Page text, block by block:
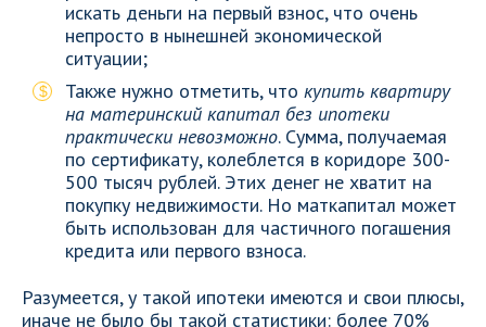
искать деньги на первый взнос, что очень
непросто в нынешней экономической
ситуации;
Также нужно отметить, что купить квартиру
на материнский капитал без ипотеки
практически невозможно. Сумма, получаемая
по сертификату, колеблется в коридоре 300-
500 тысяч рублей. Этих денег не хватит на
покупку недвижимости. Но маткапитал может
быть использован для частичного погашения
кредита или первого взноса.
Разумеется, у такой ипотеки имеются и свои плюсы,
иначе не было бы такой статистики: более 70%